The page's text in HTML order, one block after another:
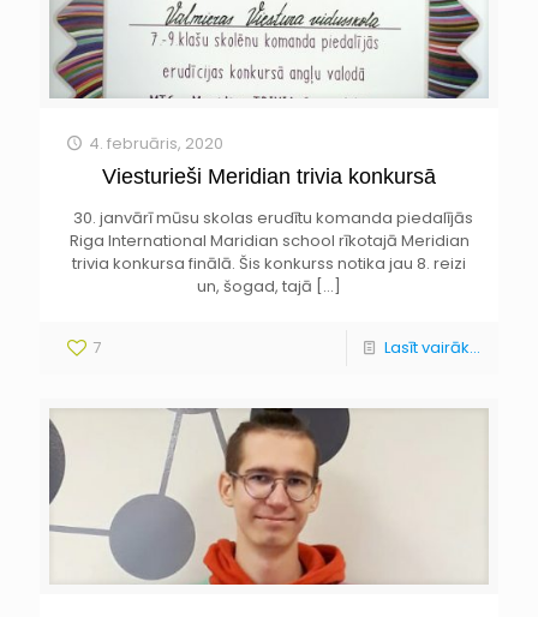
4. februāris, 2020
Viesturieši Meridian trivia konkursā
30. janvārī mūsu skolas erudītu komanda piedalījās
Riga International Maridian school rīkotajā Meridian
trivia konkursa finālā. Šis konkurss notika jau 8. reizi
un, šogad, tajā […]
7 Lasīt vairāk...